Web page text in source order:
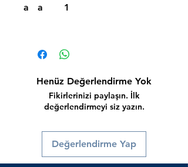
a
a
1
Henüz Değerlendirme Yok
Fikirlerinizi paylaşın. İlk
değerlendirmeyi siz yazın.
Değerlendirme Yap